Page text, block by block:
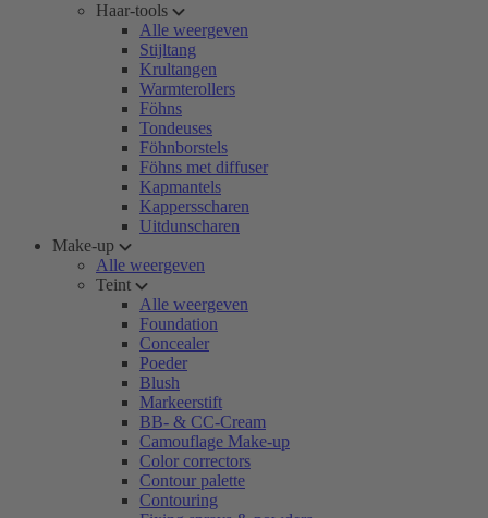
Haar-tools
Alle weergeven
Stijltang
Krultangen
Warmterollers
Föhns
Tondeuses
Föhnborstels
Föhns met diffuser
Kapmantels
Kappersscharen
Uitdunscharen
Make-up
Alle weergeven
Teint
Alle weergeven
Foundation
Concealer
Poeder
Blush
Markeerstift
BB- & CC-Cream
Camouflage Make-up
Color correctors
Contour palette
Contouring